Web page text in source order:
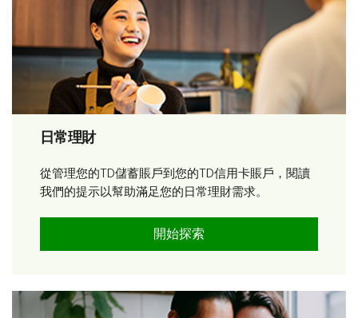
日常理財
從管理您的TD儲蓄賬戶到您的TD信用卡賬戶，閱讀
我們的提示以幫助滿足您的日常理財需求。
開始探索